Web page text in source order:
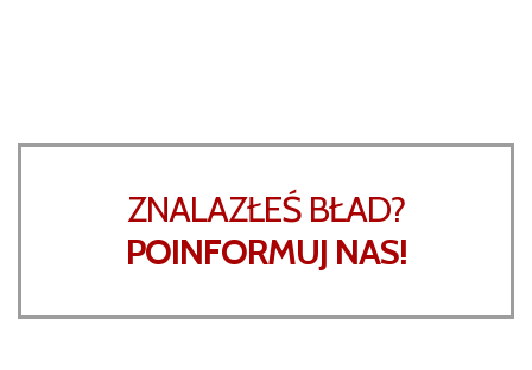
ZNALAZŁEŚ BŁAD?
POINFORMUJ NAS!